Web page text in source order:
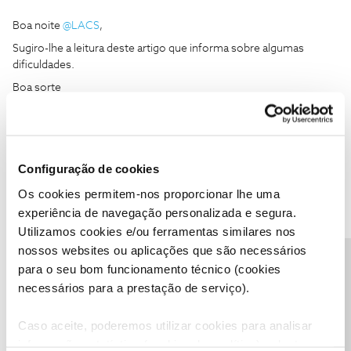
Configuração de cookies
Os cookies permitem-nos proporcionar lhe uma
experiência de navegação personalizada e segura.
Utilizamos cookies e/ou ferramentas similares nos
nossos websites ou aplicações que são necessários
para o seu bom funcionamento técnico (cookies
necessários para a prestação de serviço).
Caso aceite, poderemos utilizar cookies para analisar
Boa noite @LACS,
Sugiro-lhe a leitura deste artigo que informa sobre algumas
dificuldades.
Boa sorte
dicas, ajuda e novidades do Fórum NOS.
2 pessoas gostaram
João H. Forum|Forum|2 years ago
Boa tarde @LACS,